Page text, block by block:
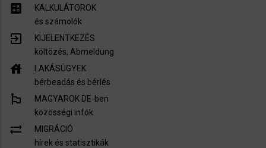
calculate
KALKULÁTOROK
és számolók
exit_to_app
KIJELENTKEZÉS
költözés, Abmeldung
house
LAKÁSÜGYEK
bérbeadás és bérlés
emoji_flags
MAGYAROK DE-ben
közösségi infók
sync_alt
MIGRÁCIÓ
hírek és statisztikák